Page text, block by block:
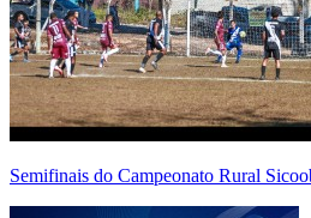
Semifinais do Campeonato Rural